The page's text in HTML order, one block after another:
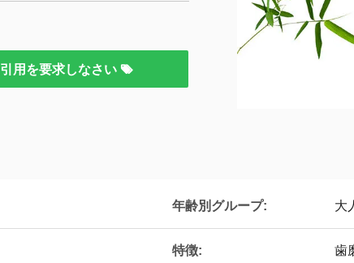
引用を要求しなさい
年齢別グループ: 大
特徴: 歯